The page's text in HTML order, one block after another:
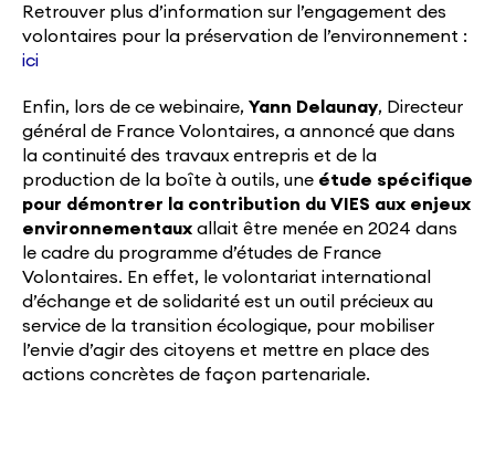
Retrouver plus d’information sur l’engagement des
volontaires pour la préservation de l’environnement :
ici
Enfin, lors de ce webinaire, Yann Delaunay, Directeur
général de France Volontaires, a annoncé que dans
la continuité des travaux entrepris et de la
production de la boîte à outils, une étude spécifique
pour démontrer la contribution du VIES aux enjeux
environnementaux allait être menée en 2024 dans
le cadre du programme d’études de France
Volontaires. En effet, le volontariat international
d’échange et de solidarité est un outil précieux au
service de la transition écologique, pour mobiliser
l’envie d’agir des citoyens et mettre en place des
actions concrètes de façon partenariale.